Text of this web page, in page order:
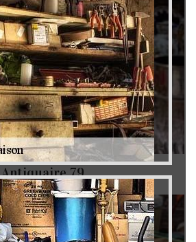
Antiquaire 79